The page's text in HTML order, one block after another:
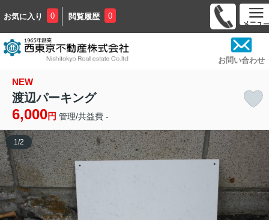
お気に入り 0 閲覧履歴 0
お問い合わせ
NEW
渡辺パーキング
6,000円 管理/共益費 -
1 /2